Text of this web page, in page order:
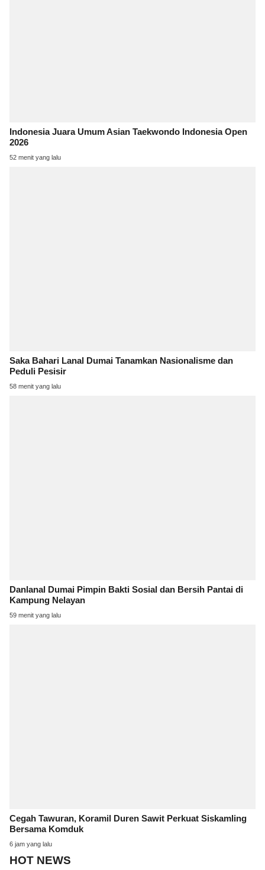
Indonesia Juara Umum Asian Taekwondo Indonesia Open
2026
52 menit yang lalu
Saka Bahari Lanal Dumai Tanamkan Nasionalisme dan
Peduli Pesisir
58 menit yang lalu
Danlanal Dumai Pimpin Bakti Sosial dan Bersih Pantai di
Kampung Nelayan
59 menit yang lalu
Cegah Tawuran, Koramil Duren Sawit Perkuat Siskamling
Bersama Komduk
6 jam yang lalu
HOT NEWS